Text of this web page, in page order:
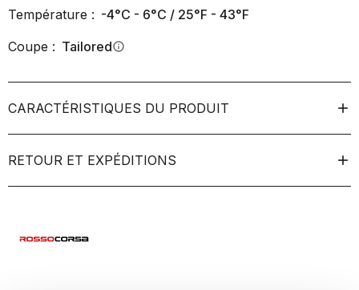
Température : -4°C - 6°C / 25°F - 43°F
Coupe : Tailoredinfo
CARACTÉRISTIQUES DU PRODUIT
RETOUR ET EXPÉDITIONS